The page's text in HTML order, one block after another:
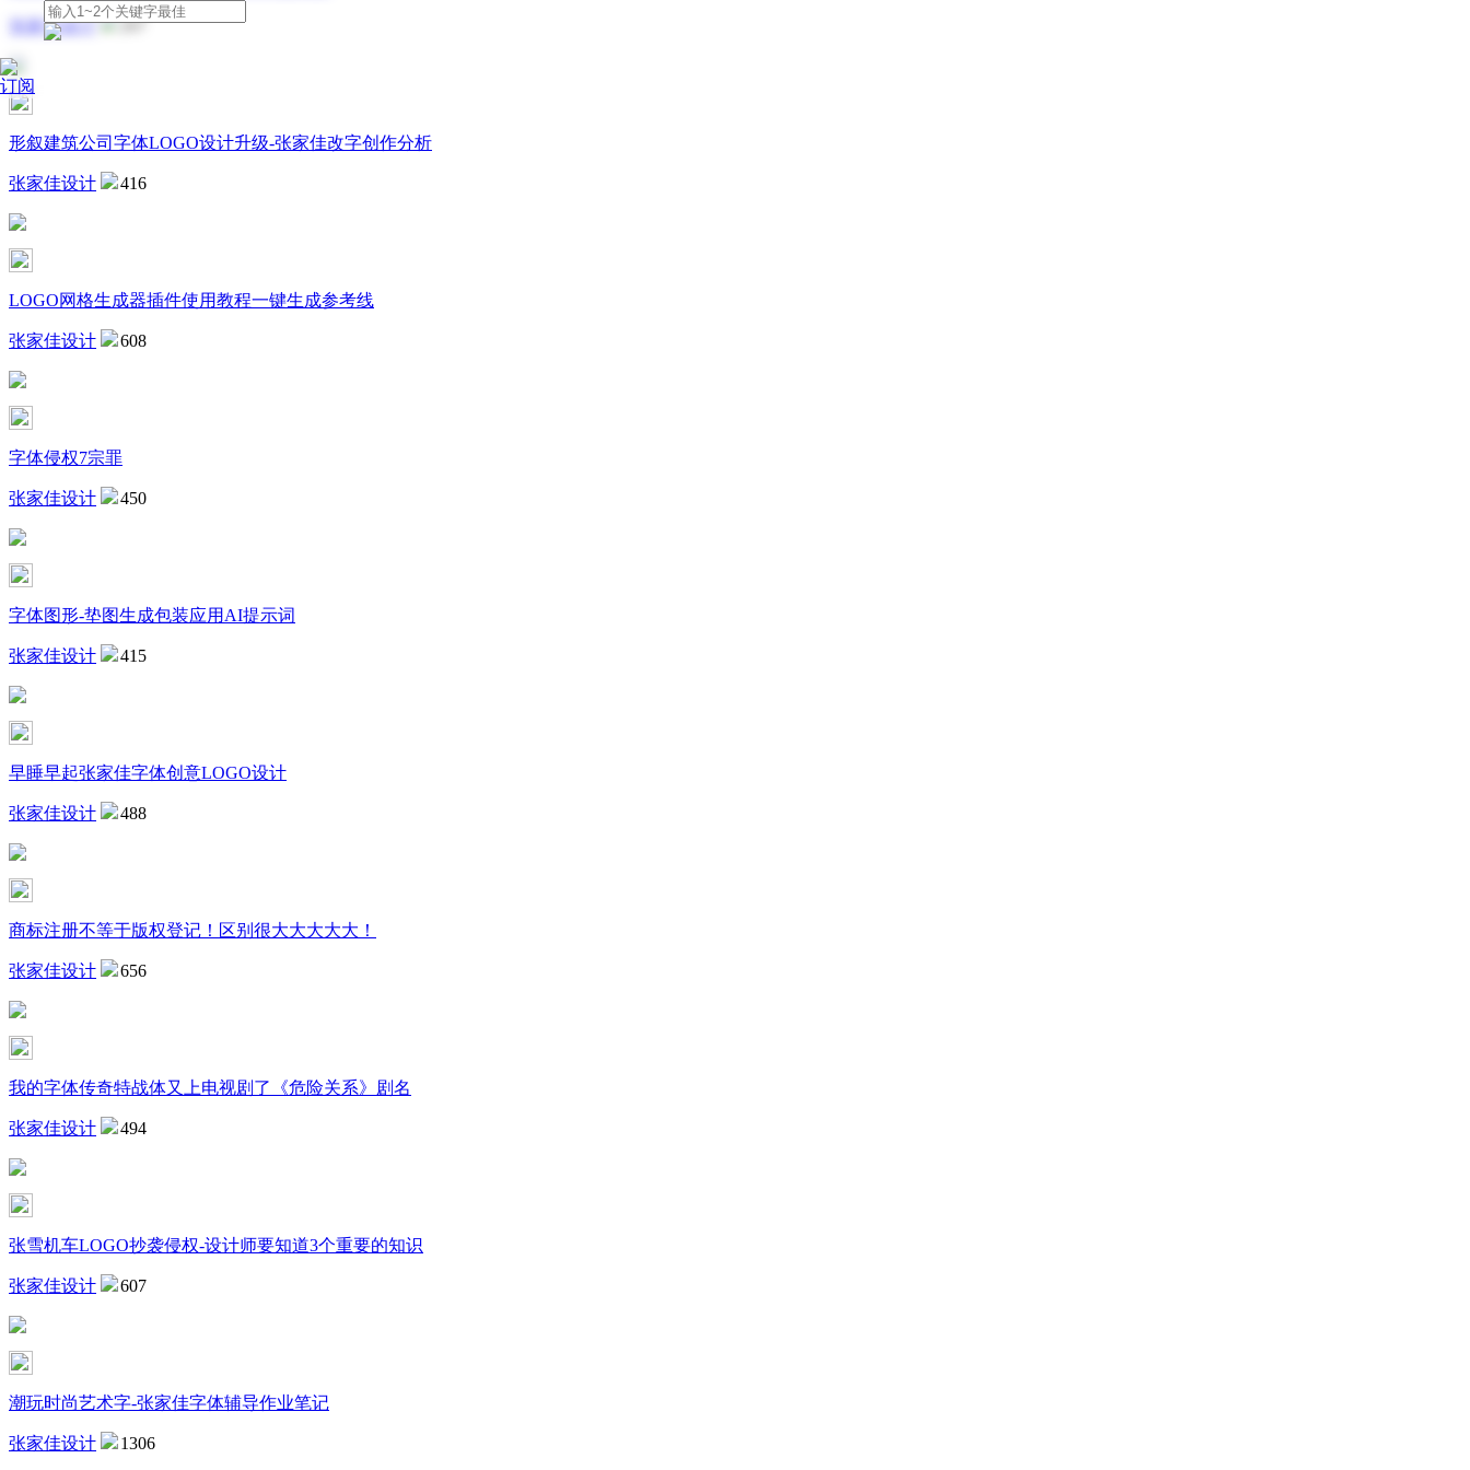
订阅
张家佳设计 267
形叙建筑公司字体LOGO设计升级-张家佳改字创作分析
张家佳设计 416
LOGO网格生成器插件使用教程一键生成参考线
张家佳设计 608
字体侵权7宗罪
张家佳设计 450
字体图形-垫图生成包装应用AI提示词
张家佳设计 415
早睡早起张家佳字体创意LOGO设计
张家佳设计 488
商标注册不等于版权登记！区别很大大大大大！
张家佳设计 656
我的字体传奇特战体又上电视剧了《危险关系》剧名
张家佳设计 494
张雪机车LOGO抄袭侵权-设计师要知道3个重要的知识
张家佳设计 607
潮玩时尚艺术字-张家佳字体辅导作业笔记
张家佳设计 1306